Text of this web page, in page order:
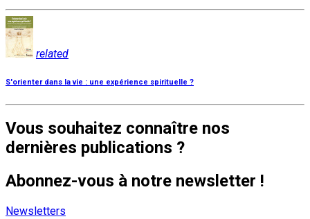
related
S'orienter dans la vie : une expérience spirituelle ?
Vous souhaitez connaître nos
dernières publications ?
Abonnez-vous à notre newsletter !
Newsletters